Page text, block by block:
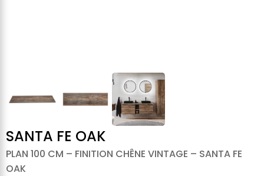
SANTA FE OAK
PLAN 100 CM – FINITION CHÊNE VINTAGE – SANTA FE
OAK